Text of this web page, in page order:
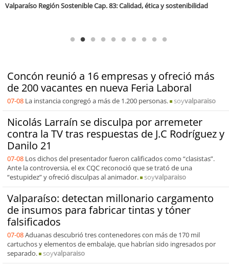
Concón reunió a 16 empresas y ofreció más
de 200 vacantes en nueva Feria Laboral
07-08 La instancia congregó a más de 1.200 personas. soyvalparaiso
Nicolás Larraín se disculpa por arremeter
contra la TV tras respuestas de J.C Rodríguez y
Danilo 21
07-08 Los dichos del presentador fueron calificados como “clasistas”.
Ante la controversia, el ex CQC reconoció que se trató de una
“estupidez” y ofreció disculpas al animador.
soyvalparaiso
Valparaíso: detectan millonario cargamento
de insumos para fabricar tintas y tóner
falsificados
07-08Aduanas descubrió tres contenedores con más de 170 mil
cartuchos y elementos de embalaje, que habrían sido ingresados por
separado.
soyvalparaiso